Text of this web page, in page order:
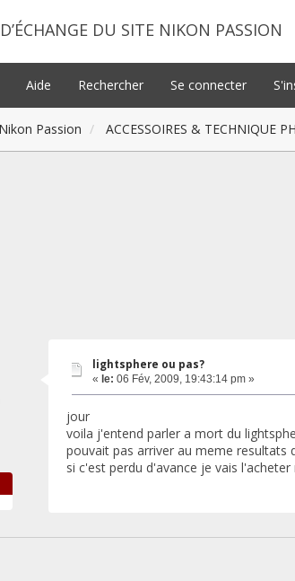
DU SITE NIKON PASSION
Aide Rechercher Se connecter
Passion ACCESSOIRES & TECHNIQUE
lightsphere ou pas?
« le: 06 Fév, 2009, 19:43:14 pm »
jour
voila j'entend parler a mort du
pouvait pas arriver au meme resultats
si c'est perdu d'avance je vais